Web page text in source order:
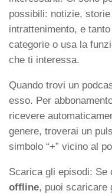
possibili: notizie,
intrattenimento, e
categorie o usa la
che ti interessa.
Quando trovi un
esso. Per
ricevere
genere, troverai un
simbolo “+” vicino al
Scarica gli episodi: Se
offline, puoi scaricare